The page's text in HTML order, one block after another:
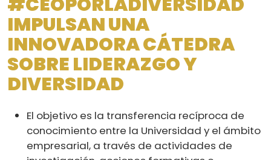
IMPULSAN UNA
INNOVADORA CÁTEDRA
SOBRE LIDERAZGO Y
DIVERSIDAD
El objetivo es la transferencia recíproca de
conocimiento entre la Universidad y el ámbito
empresarial, a través de actividades de